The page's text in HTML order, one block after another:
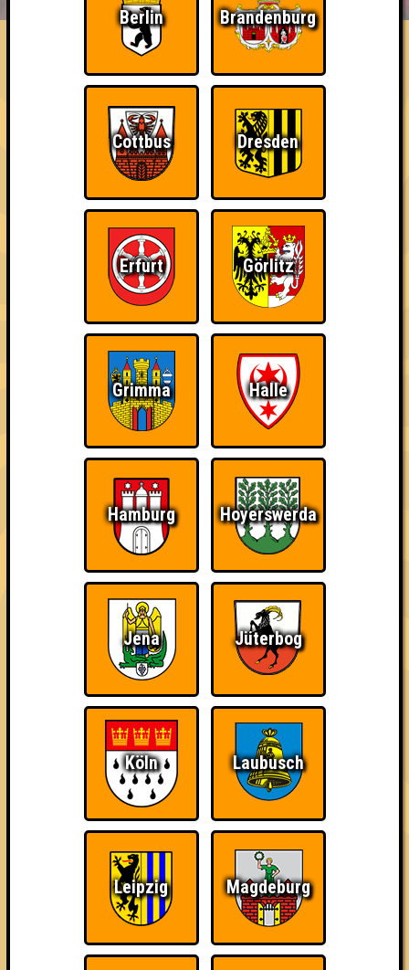
FAQ ÜBER UNS
QUIZLABOR Laubusch #10
Angemeldete Teams
1. KONSUUMENTEN
18 16 44
2. Quiz einer Hoylt
16 13 13 42
3. Blunowledge
14 11 37
4. K.I.Keine Intelligenz
9 17 10 36
5. Die Schlaubis
12 12 35
6. Suffivor Boys and Girls
10 13 10 33
Berlin Brandenburg
Cottbus Dresden
Erfurt Görlitz
Grimma Halle
Hamburg Hoyerswerda
Jena Jüterbog
Köln Laubusch
Leipzig Magdeburg